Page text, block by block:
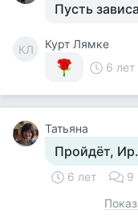
Пусть
КЛ
Курт Лямке
6 лет
Татьяна
Пройдёт, Ир.
6 лет 9